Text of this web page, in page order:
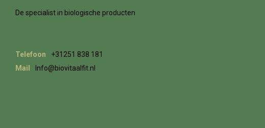
De specialist in biologische producten
Telefoon
+31251 838 181
Mail
Info@biovitaalfit.nl